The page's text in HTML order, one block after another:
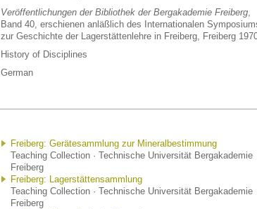
Veröffentlichungen der Bibliothek der Bergakademie Freiberg,
Band 40, erschienen anläßlich des Internationalen
zur Geschichte der Lagerstättenlehre in Freiberg, Freiberg
History of Disciplines
German
Freiberg: Gerätesammlung zur Mineralbestimmung
Teaching Collection · Technische Universität Bergakademie
Freiberg
Freiberg: Lagerstättensammlung
Teaching Collection · Technische Universität Bergakademie
Freiberg